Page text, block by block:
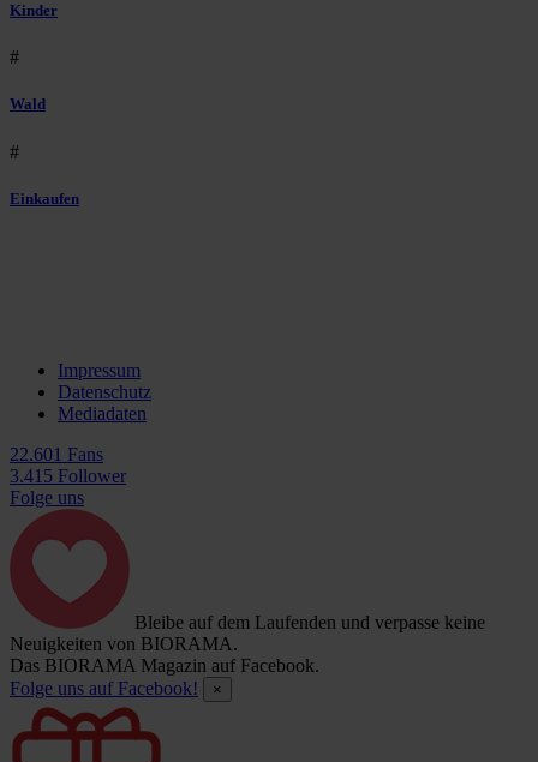
Kinder
#
Wald
#
Einkaufen
Impressum
Datenschutz
Mediadaten
22.601 Fans
3.415 Follower
Folge uns
Bleibe auf dem Laufenden und verpasse keine
Neuigkeiten von BIORAMA.
Das BIORAMA Magazin auf Facebook.
Folge uns auf Facebook!
×